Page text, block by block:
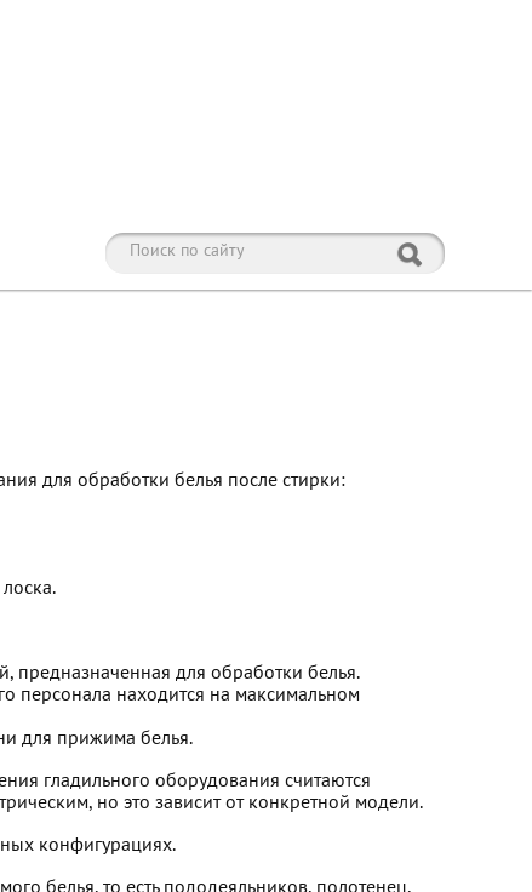
для обработки белья после стирки:
предназначенная для обработки белья.
персонала находится на максимальном
для прижима белья.
гладильного оборудования считаются
но это зависит от конкретной модели.
конфигурациях.
белья, то есть пододеяльников, полотенец,